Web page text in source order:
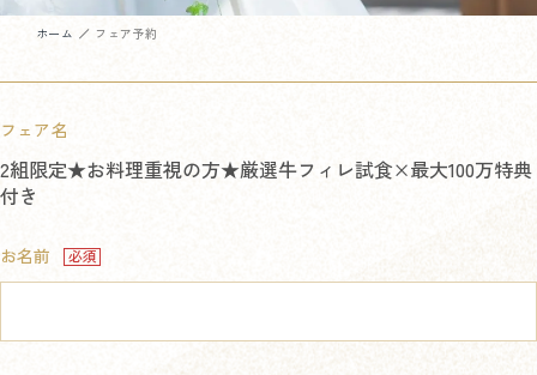
ホーム フェア予約
フェア名
2組限定★お料理重視の方★厳選牛フィレ試食×最大100万特典
付き
お名前